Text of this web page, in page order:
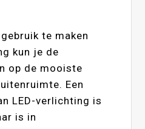
te maken
kun je de
op de mooiste
Een
LED-verlichting is
is in